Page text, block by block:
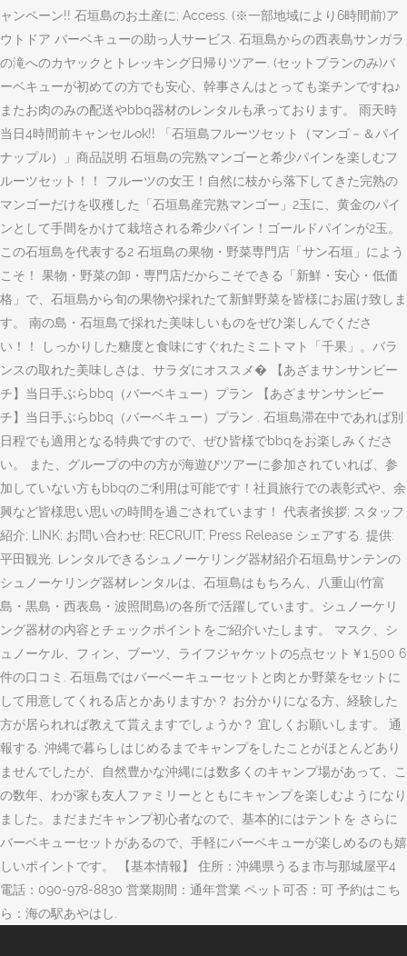
ャンペーン!! 石垣島のお土産に; Access. (※一部地域により6時間前)ア
ウトドア バーベキューの助っ人サービス. 石垣島からの西表島サンガラ
の滝へのカヤックとトレッキング日帰りツアー. (セットプランのみ)バ
ーベキューが初めての方でも安心、幹事さんはとっても楽チンですね♪
またお肉のみの配送やbbq器材のレンタルも承っております。 雨天時
当日4時間前キャンセルok!! 「石垣島フルーツセット（マンゴ－＆パイ
ナップル）」商品説明 石垣島の完熟マンゴーと希少パインを楽しむフ
ルーツセット！！ フルーツの女王！自然に枝から落下してきた完熟の
マンゴーだけを収穫した「石垣島産完熟マンゴー」2玉に、黄金のパイ
ンとして手間をかけて栽培される希少パイン！ゴールドパインが2玉。
この石垣島を代表する2 石垣島の果物・野菜専門店「サン石垣」によう
こそ！ 果物・野菜の卸・専門店だからこそできる「新鮮・安心・低価
格」で、石垣島から旬の果物や採れたて新鮮野菜を皆様にお届け致しま
す。 南の島・石垣島で採れた美味しいものをぜひ楽しんでくださ
い！！ しっかりした糖度と食味にすぐれたミニトマト「千果」。バラ
ンスの取れた美味しさは、サラダにオススメ� 【あざまサンサンビー
チ】当日手ぶらbbq（バーベキュー）プラン 【あざまサンサンビー
チ】当日手ぶらbbq（バーベキュー）プラン . 石垣島滞在中であれば別
日程でも適用となる特典ですので、ぜひ皆様でbbqをお楽しみくださ
い。 また、グループの中の方が海遊びツアーに参加されていれば、参
加していない方もbbqのご利用は可能です！社員旅行での表彰式や、余
興など皆様思い思いの時間を過ごされています！ 代表者挨拶; スタッフ
紹介; LINK; お問い合わせ; RECRUIT; Press Release シェアする. 提供:
平田観光. レンタルできるシュノーケリング器材紹介石垣島サンテンの
シュノーケリング器材レンタルは、石垣島はもちろん、八重山(竹富
島・黒島・西表島・波照間島)の各所で活躍しています。シュノーケリ
ング器材の内容とチェックポイントをご紹介いたします。 マスク、シ
ュノーケル、フィン、ブーツ、ライフジャケットの5点セット￥1,500 6
件の口コミ. 石垣島ではバーベーキューセットと肉とか野菜をセットに
して用意してくれる店とかありますか？ お分かりになる方、経験した
方が居られれば教えて貰えますでしょうか？ 宜しくお願いします。 通
報する. 沖縄で暮らしはじめるまでキャンプをしたことがほとんどあり
ませんでしたが、自然豊かな沖縄には数多くのキャンプ場があって、こ
の数年、わが家も友人ファミリーとともにキャンプを楽しむようになり
ました。まだまだキャンプ初心者なので、基本的にはテントを さらに
バーベキューセットがあるので、手軽にバーベキューが楽しめるのも嬉
しいポイントです。 【基本情報】 住所：沖縄県うるま市与那城屋平4
電話：090-978-8830 営業期間：通年営業 ペット可否：可 予約はこち
ら：海の駅あやはし.